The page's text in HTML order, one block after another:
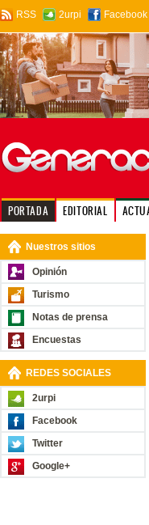
RSS 2urpi Facebook
PORTADA EDITORIAL
Nuestros sitios
Opinión
Turismo
Notas de prensa
Encuestas
REDES SOCIALES
2urpi
Facebook
Twitter
Google+